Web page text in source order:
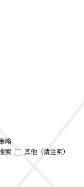
略
索 其他（请注明）